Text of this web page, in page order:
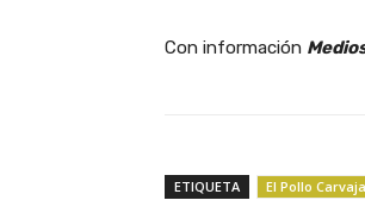
Con información
ETIQUETA El Pollo